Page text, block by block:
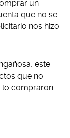
un
que no se
nos hizo
este
que no
lo compraron.